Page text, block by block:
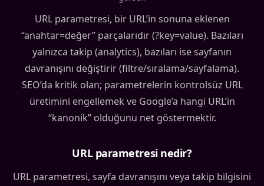
URL parametresi, bir URL’in sonuna eklenen
“anahtar=değer” parçalarıdır (?key=value). Bazıları
yalnızca takip (analytics), bazıları ise sayfanın
davranışını değiştirir (filtre/sıralama/sayfalama).
SEO’da kritik olan; parametrelerin kontrolsüz URL
üretimini engellemek ve Google’a hangi URL’in
“kanonik” olduğunu net göstermektir.
URL parametresi nedir?
URL parametresi, sayfa davranışını veya takip bilgisini